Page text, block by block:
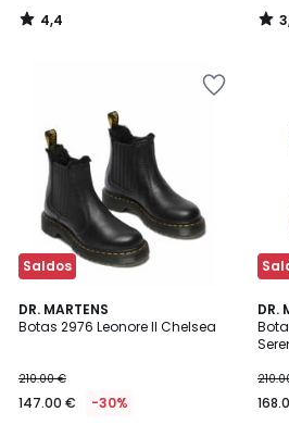
4,4
/
/
Saldos
DR. MARTENS
Botas 2976 Leonore II Chelsea
210.00 €
147.00 € -30%
DR.
4,6
/ 5